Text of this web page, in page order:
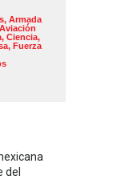
, Armada
Aviación
, Ciencia,
, Fuerza
del